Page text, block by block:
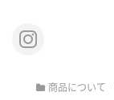
商品について